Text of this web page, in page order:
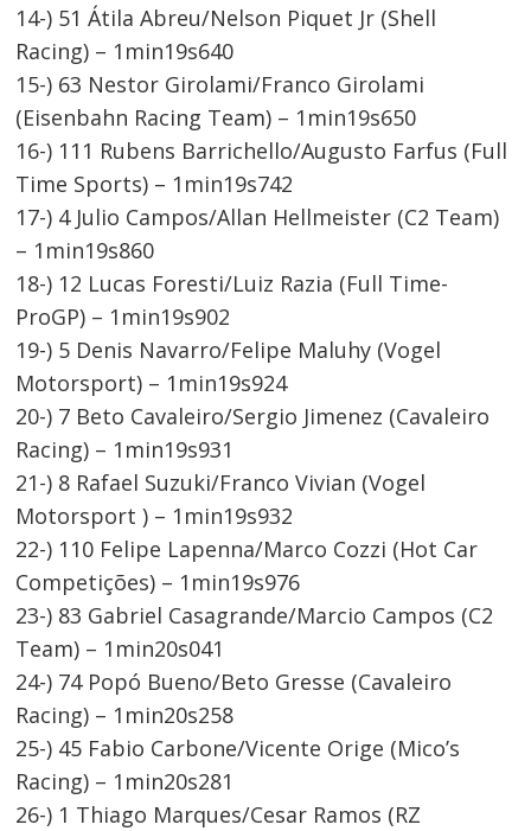
14-) 51 Átila Abreu/Nelson Piquet Jr (Shell
Racing) – 1min19s640
15-) 63 Nestor Girolami/Franco Girolami
(Eisenbahn Racing Team) – 1min19s650
16-) 111 Rubens Barrichello/Augusto Farfus (Full
Time Sports) – 1min19s742
17-) 4 Julio Campos/Allan Hellmeister (C2 Team)
– 1min19s860
18-) 12 Lucas Foresti/Luiz Razia (Full Time-
ProGP) – 1min19s902
19-) 5 Denis Navarro/Felipe Maluhy (Vogel
Motorsport) – 1min19s924
20-) 7 Beto Cavaleiro/Sergio Jimenez (Cavaleiro
Racing) – 1min19s931
21-) 8 Rafael Suzuki/Franco Vivian (Vogel
Motorsport ) – 1min19s932
22-) 110 Felipe Lapenna/Marco Cozzi (Hot Car
Competições) – 1min19s976
23-) 83 Gabriel Casagrande/Marcio Campos (C2
Team) – 1min20s041
24-) 74 Popó Bueno/Beto Gresse (Cavaleiro
Racing) – 1min20s258
25-) 45 Fabio Carbone/Vicente Orige (Mico’s
Racing) – 1min20s281
26-) 1 Thiago Marques/Cesar Ramos (RZ